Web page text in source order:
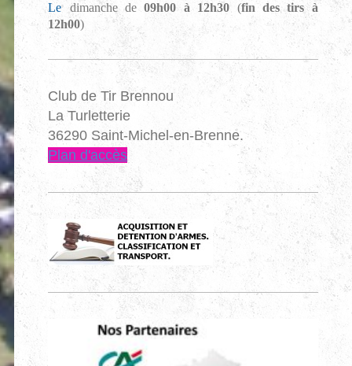
Le dimanche de09h00 à 12h30 (fin des tirs à
12h00)
Club de Tir Brennou
La Turletterie
36290 Saint-Michel-en-Brenne.
Plan d'accès